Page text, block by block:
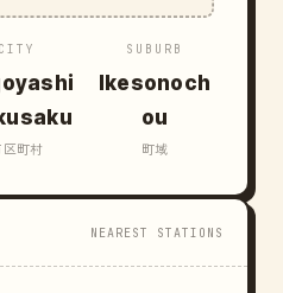
CITY
区町村
SUBURB
Ikesonoch
ou
町域
NEAREST STATIONS